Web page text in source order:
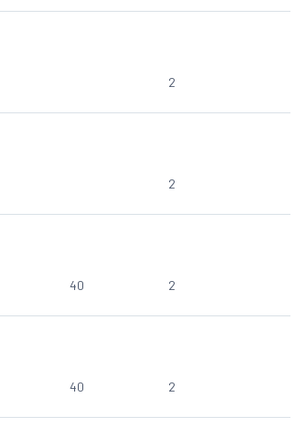
2
2
40 2
40 2